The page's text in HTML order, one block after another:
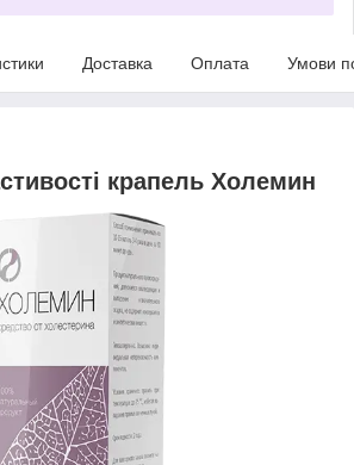
Доставка Оплата Умови
крапель Холемин